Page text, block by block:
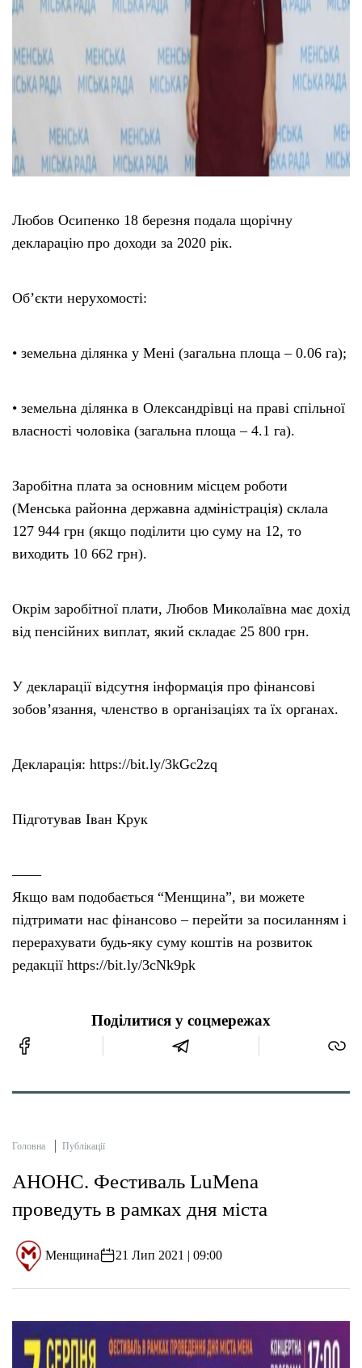
Любов Осипенко 18 березня подала щорічну
декларацію про доходи за 2020 рік.
Об’єкти нерухомості:
• земельна ділянка у Мені (загальна площа – 0.06 га);
• земельна ділянка в Олександрівці на праві спільної
власності чоловіка (загальна площа – 4.1 га).
Заробітна плата за основним місцем роботи
(Менська районна державна адміністрація) склала
127 944 грн (якщо поділити цю суму на 12, то
виходить 10 662 грн).
Окрім заробітної плати, Любов Миколаївна має дохід
від пенсійних виплат, який складає 25 800 грн.
У декларації відсутня інформація про фінансові
зобов’язання, членство в організаціях та їх органах.
Декларація: https://bit.ly/3kGc2zq
Підготував Іван Крук
——
Якщо вам подобається “Менщина”, ви можете
підтримати нас фінансово – перейти за посиланням і
перерахувати будь-яку суму коштів на розвиток
редакції https://bit.ly/3cNk9pk
Поділитися у соцмережах
Головна Публікації
АНОНС. Фестиваль LuMena
проведуть в рамках дня міста
Менщина 21 Лип 2021 | 09:00